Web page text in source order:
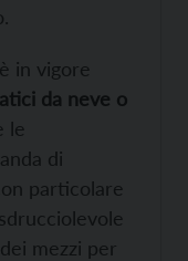
in vigore
da neve o
le
di
particolare
mezzi per